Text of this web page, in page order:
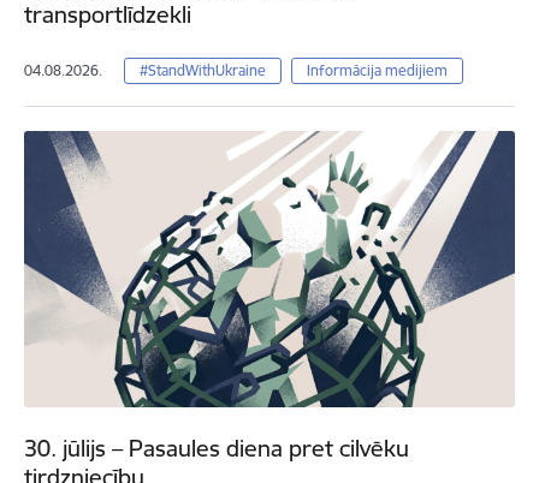
transportlīdzekli
04.08.2026. #StandWithUkraine Informācija medijiem
30. jūlijs – Pasaules diena pret cilvēku
tirdzniecību